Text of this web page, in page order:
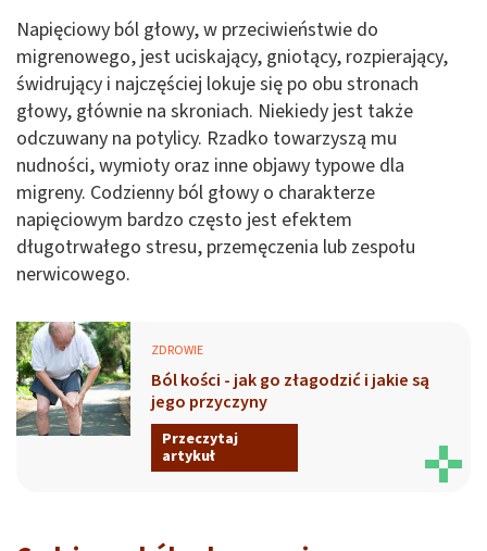
Napięciowy ból głowy, w przeciwieństwie do
migrenowego, jest uciskający, gniotący, rozpierający,
świdrujący i najczęściej lokuje się po obu stronach
głowy, głównie na skroniach. Niekiedy jest także
odczuwany na potylicy. Rzadko towarzyszą mu
nudności, wymioty oraz inne objawy typowe dla
migreny. Codzienny ból głowy o charakterze
napięciowym bardzo często jest efektem
długotrwałego stresu, przemęczenia lub zespołu
nerwicowego.
ZDROWIE
Ból kości - jak go złagodzić i jakie są
jego przyczyny
Przeczytaj
artykuł